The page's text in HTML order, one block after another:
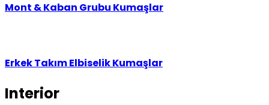
Mont & Kaban Grubu Kumaşlar
Erkek Takım Elbiselik Kumaşlar
Interior